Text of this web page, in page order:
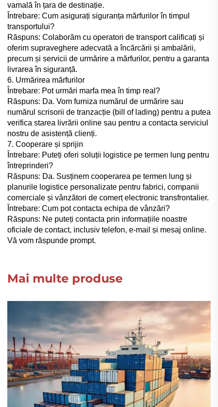
vamală în țara de destinație.
Întrebare: Cum asigurați siguranța mărfurilor în timpul
transportului?
Răspuns: Colaborăm cu operatori de transport calificați și
oferim supraveghere adecvată a încărcării și ambalării,
precum și servicii de urmărire a mărfurilor, pentru a garanta
livrarea în siguranță.
6. Urmărirea mărfurilor
Întrebare: Pot urmări marfa mea în timp real?
Răspuns: Da. Vom furniza numărul de urmărire sau
numărul scrisorii de tranzacție (bill of lading) pentru a putea
verifica starea livrării online sau pentru a contacta serviciul
nostru de asistență clienți.
7. Cooperare și sprijin
Întrebare: Puteți oferi soluții logistice pe termen lung pentru
întreprinderi?
Răspuns: Da. Susținem cooperarea pe termen lung și
planurile logistice personalizate pentru fabrici, companii
comerciale și vânzători de comerț electronic transfrontalier.
Întrebare: Cum pot contacta echipa de vânzări?
Răspuns: Ne puteți contacta prin informațiile noastre
oficiale de contact, inclusiv telefon, e-mail și mesaj online.
Vă vom răspunde prompt.
Mai multe produse